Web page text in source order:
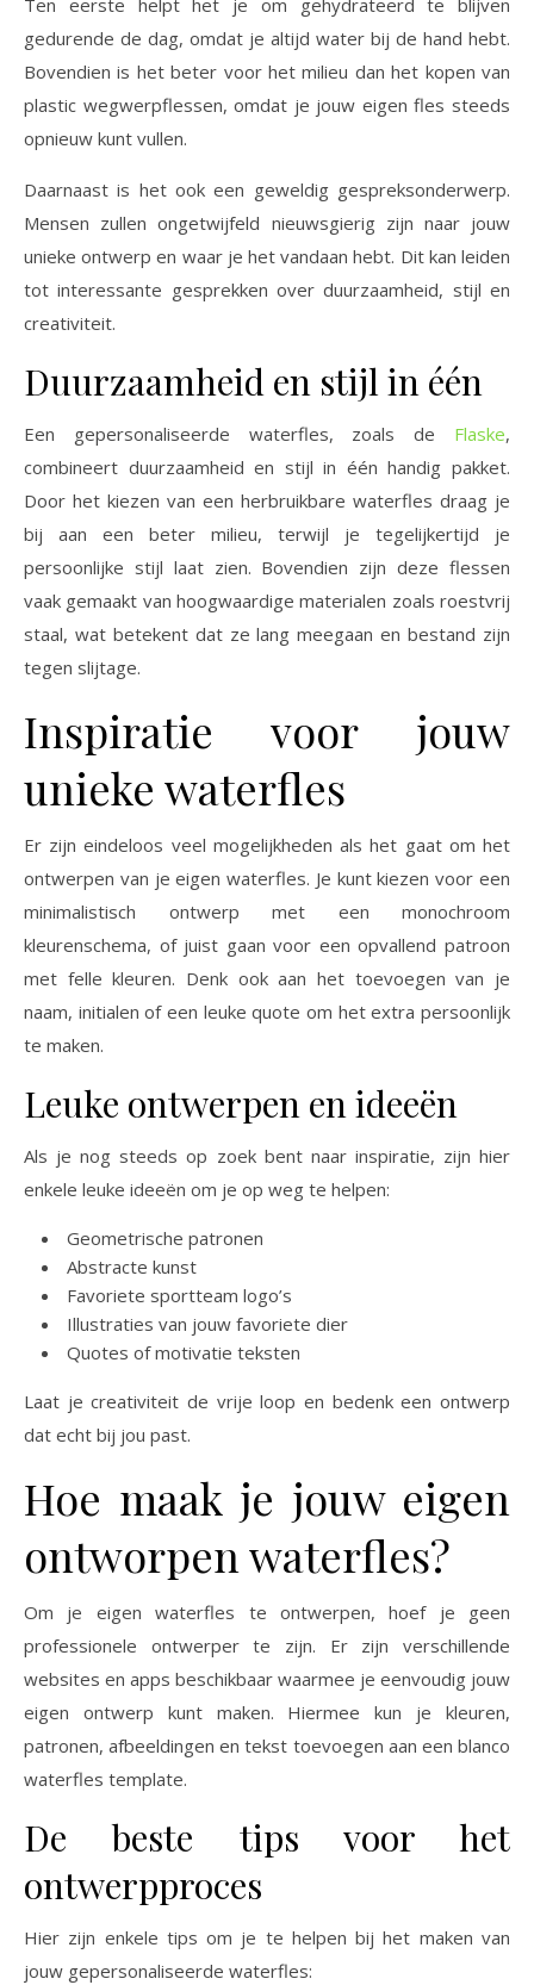
Ten eerste helpt het je om gehydrateerd te blijven
gedurende de dag, omdat je altijd water bij de hand hebt.
Bovendien is het beter voor het milieu dan het kopen van
plastic wegwerpflessen, omdat je jouw eigen fles steeds
opnieuw kunt vullen.
Daarnaast is het ook een geweldig gespreksonderwerp.
Mensen zullen ongetwijfeld nieuwsgierig zijn naar jouw
unieke ontwerp en waar je het vandaan hebt. Dit kan leiden
tot interessante gesprekken over duurzaamheid, stijl en
creativiteit.
Duurzaamheid en stijl in één
Een gepersonaliseerde waterfles, zoals de Flaske,
combineert duurzaamheid en stijl in één handig pakket.
Door het kiezen van een herbruikbare waterfles draag je
bij aan een beter milieu, terwijl je tegelijkertijd je
persoonlijke stijl laat zien. Bovendien zijn deze flessen
vaak gemaakt van hoogwaardige materialen zoals roestvrij
staal, wat betekent dat ze lang meegaan en bestand zijn
tegen slijtage.
Inspiratie voor jouw
unieke waterfles
Er zijn eindeloos veel mogelijkheden als het gaat om het
ontwerpen van je eigen waterfles. Je kunt kiezen voor een
minimalistisch ontwerp met een monochroom
kleurenschema, of juist gaan voor een opvallend patroon
met felle kleuren. Denk ook aan het toevoegen van je
naam, initialen of een leuke quote om het extra persoonlijk
te maken.
Leuke ontwerpen en ideeën
Als je nog steeds op zoek bent naar inspiratie, zijn hier
enkele leuke ideeën om je op weg te helpen:
Geometrische patronen
Abstracte kunst
Favoriete sportteam logo’s
Illustraties van jouw favoriete dier
Quotes of motivatie teksten
Laat je creativiteit de vrije loop en bedenk een ontwerp
dat echt bij jou past.
Hoe maak je jouw eigen
ontworpen waterfles?
Om je eigen waterfles te ontwerpen, hoef je geen
professionele ontwerper te zijn. Er zijn verschillende
websites en apps beschikbaar waarmee je eenvoudig jouw
eigen ontwerp kunt maken. Hiermee kun je kleuren,
patronen, afbeeldingen en tekst toevoegen aan een blanco
waterfles template.
De beste tips voor het
ontwerpproces
Hier zijn enkele tips om je te helpen bij het maken van
jouw gepersonaliseerde waterfles: